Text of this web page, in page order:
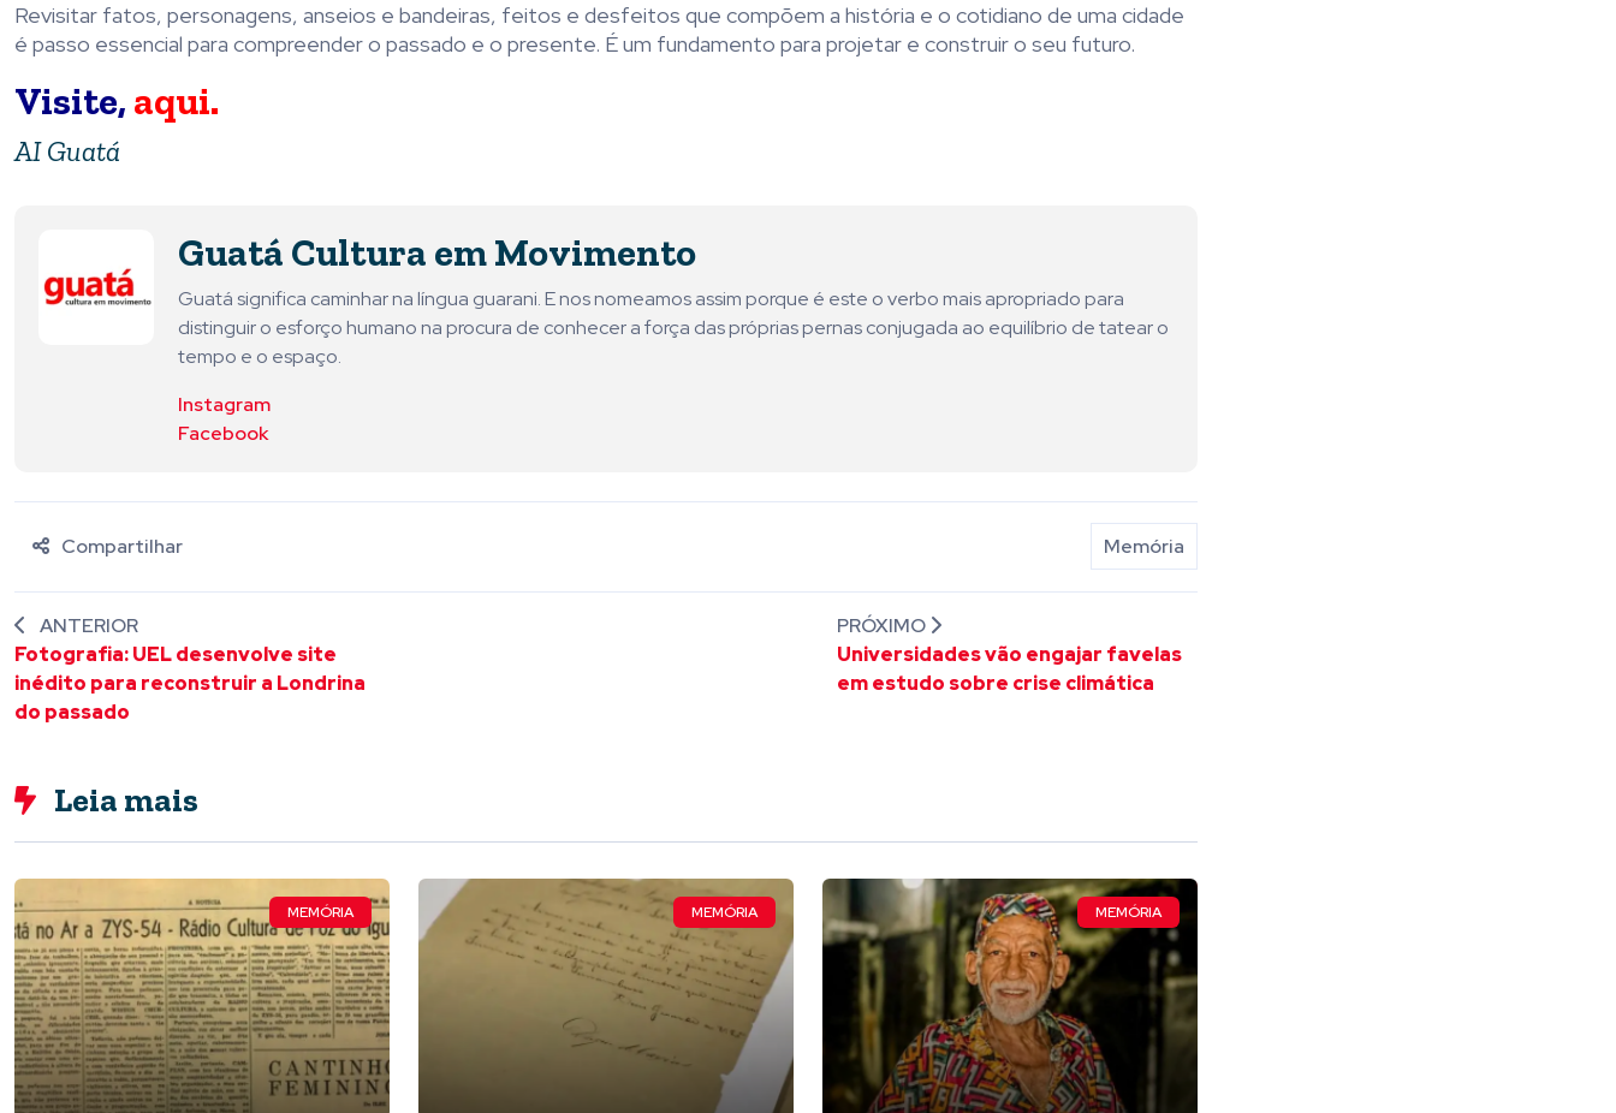
Revisitar fatos, personagens, anseios e bandeiras, feitos e desfeitos que compõem a história e o cotidiano de uma cidade
é passo essencial para compreender o passado e o presente. É um fundamento para projetar e construir o seu futuro.
Visite, aqui.
AI Guatá
Guatá Cultura em Movimento
Guatá significa caminhar na língua guarani. E nos nomeamos assim porque é este o verbo mais apropriado para
distinguir o esforço humano na procura de conhecer a força das próprias pernas conjugada ao equilíbrio de tatear o
tempo e o espaço.
Instagram
Facebook
Compartilhar Memória
ANTERIOR
Fotografia: UEL desenvolve site
inédito para reconstruir a Londrina
do passado
PRÓXIMO
Universidades vão engajar favelas
em estudo sobre crise climática
Leia mais
MEMÓRIA MEMÓRIA MEMÓRIA